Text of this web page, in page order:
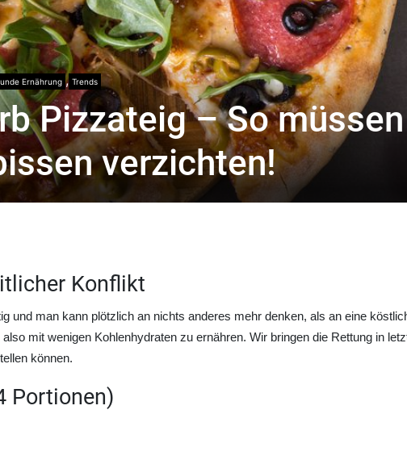
Ernährung , Trends
Pizzateig – So
verzichten!
Konflikt
und man kann plötzlich an nichts anderes mehr denken, als an eine
also mit wenigen Kohlenhydraten zu ernähren. Wir bringen die Rettung in
können.
Portionen)